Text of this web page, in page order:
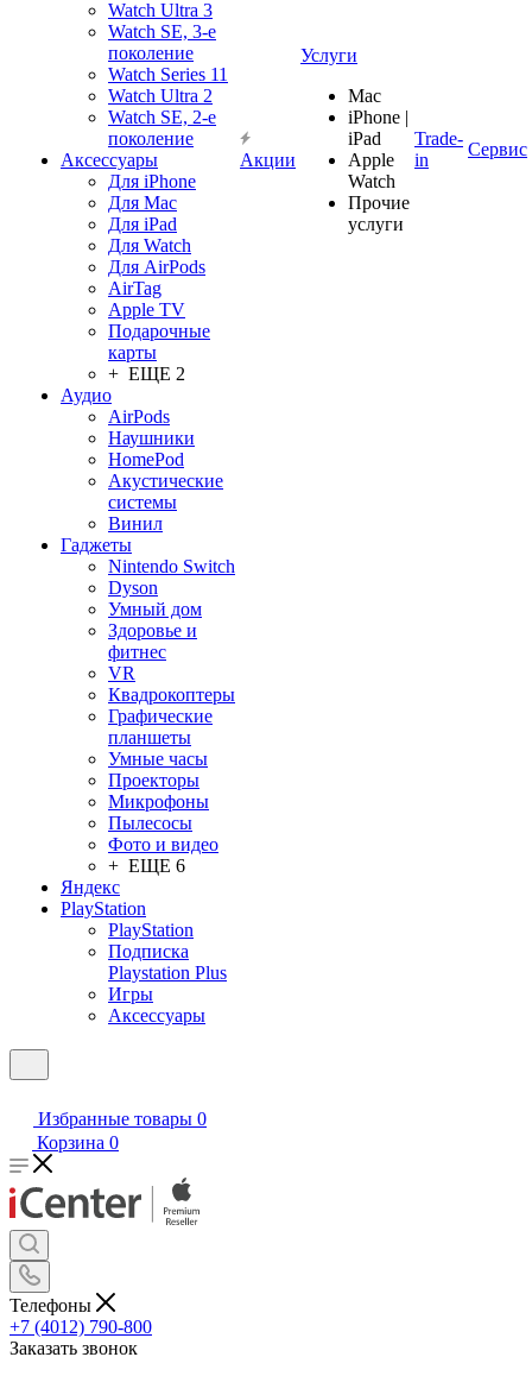
Watch Ultra 3
Watch SE, 3-е
поколение
Watch Series 11
Watch Ultra 2
Watch SE, 2-е
поколение
Аксессуары
Для iPhone
Для Mac
Для iPad
Для Watch
Для AirPods
AirTag
Apple TV
Подарочные
карты
+ ЕЩЕ 2
Аудио
AirPods
Наушники
HomePod
Акустические
системы
Винил
Гаджеты
Nintendo Switch
Dyson
Умный дом
Здоровье и
фитнес
VR
Квадрокоптеры
Графические
планшеты
Умные часы
Проекторы
Микрофоны
Пылесосы
Фото и видео
+ ЕЩЕ 6
Яндекс
PlayStation
PlayStation
Подписка
Playstation Plus
Игры
Аксессуары
Акции
Услуги
Mac
iPhone |
iPad
Apple
Watch
Прочие
услуги
Trade-
in
Сервис
Избранные товары 0
Корзина 0
Телефоны
+7 (4012) 790-800
Заказать звонок